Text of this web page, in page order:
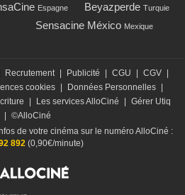
Espagne Beyazperde Turquie
Sensacine México Mexique
Recrutement Publicité CGU CGV
cookies Données Personnelles
Les services AlloCiné
Gérer Utiq
©AlloCiné
de votre cinéma sur le numéro AlloCiné :
892(0,90€/minute)